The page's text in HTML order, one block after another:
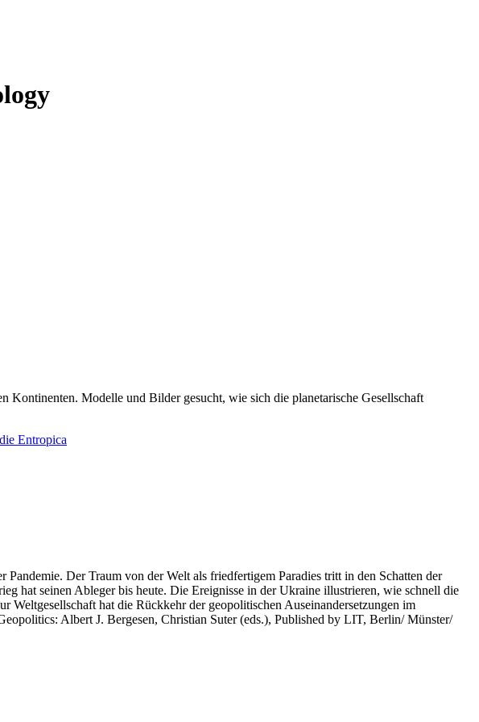
Kontinenten. Modelle und Bilder gesucht, wie sich die planetarische Gesellschaft
Entropica
Pandemie. Der Traum von der Welt als friedfertigem Paradies tritt in den Schatten der
hat seinen Ableger bis heute. Die Ereignisse in der Ukraine illustrieren, wie schnell die
hat die Rückkehr der geopolitischen Auseinandersetzungen im
Albert J. Bergesen, Christian Suter (eds.), Published by LIT, Berlin/ Münster/